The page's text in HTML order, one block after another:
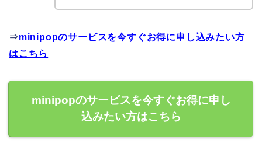
⇒minipopのサービスを今すぐお得に申し込みたい方
はこちら
minipopのサービスを今すぐお得に申し
込みたい方はこちら